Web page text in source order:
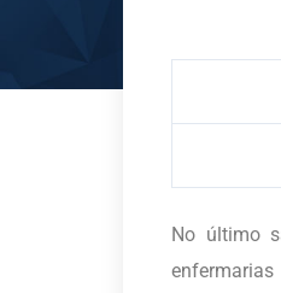
No último